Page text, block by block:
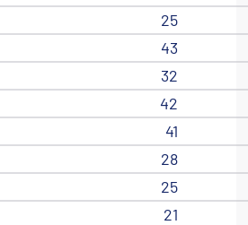
25
43
32
42
41
28
25
21